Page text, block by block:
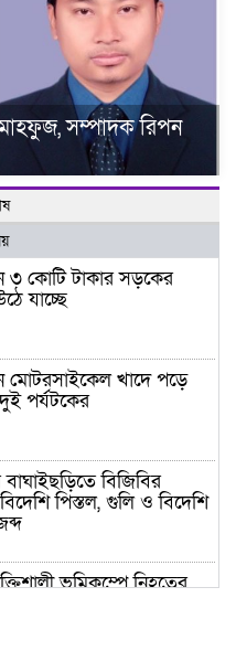
মাহফুজ, সম্পাদক রিপন
৩ কোটি টাকার সড়কের
যাচ্ছে
মোটরসাইকেল খাদে পড়ে
পর্যটকের
বাঘাইছড়িতে বিজিবির
পিস্তল, গুলি ও বিদেশি
ভূমিকম্পে নিহতের